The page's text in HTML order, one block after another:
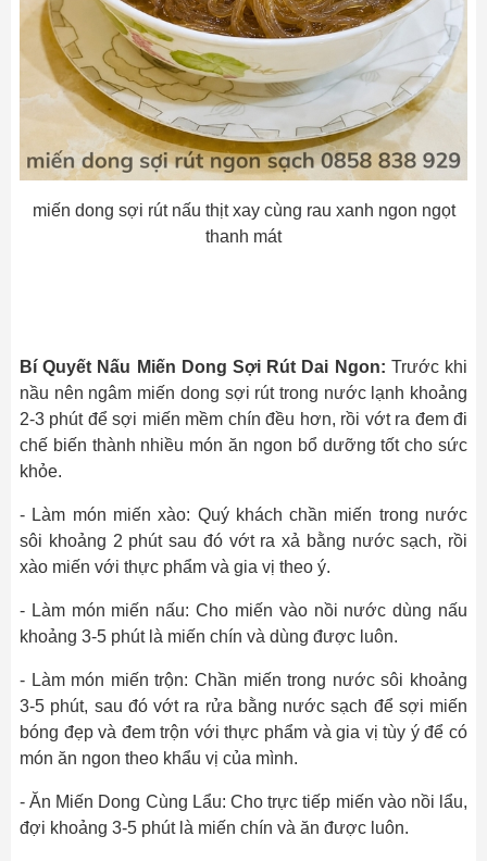
miến dong sợi rút nấu thịt xay cùng rau xanh ngon ngọt
thanh mát
Bí Quyết Nấu Miến Dong Sợi Rút Dai Ngon: Trước khi
nầu nên ngâm miến dong sợi rút trong nước lạnh khoảng
2-3 phút để sợi miến mềm chín đều hơn, rồi vớt ra đem đi
chế biến thành nhiều món ăn ngon bổ dưỡng tốt cho sức
khỏe.
- Làm món miến xào: Quý khách chần miến trong nước
sôi khoảng 2 phút sau đó vớt ra xả bằng nước sạch, rồi
xào miến với thực phẩm và gia vị theo ý.
- Làm món miến nấu: Cho miến vào nồi nước dùng nấu
khoảng 3-5 phút là miến chín và dùng được luôn.
- Làm món miến trộn: Chần miến trong nước sôi khoảng
3-5 phút, sau đó vớt ra rửa bằng nước sạch để sợi miến
bóng đẹp và đem trộn với thực phẩm và gia vị tùy ý để có
món ăn ngon theo khẩu vị của mình.
- Ăn Miến Dong Cùng Lẩu: Cho trực tiếp miến vào nồi lẩu,
đợi khoảng 3-5 phút là miến chín và ăn được luôn.